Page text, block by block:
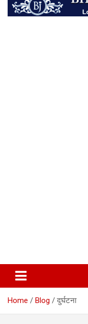
Home Blog दुर्घटना